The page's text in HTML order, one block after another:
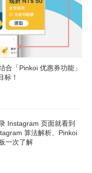
合「Pinkoi 优惠券功能」
标！
Instagram 页面就看到
算法解析、Pinkoi
一次了解